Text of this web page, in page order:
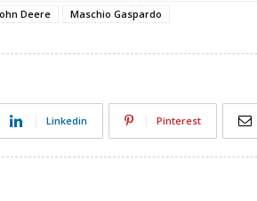
Deere Maschio Gaspardo
Linkedin Pinterest